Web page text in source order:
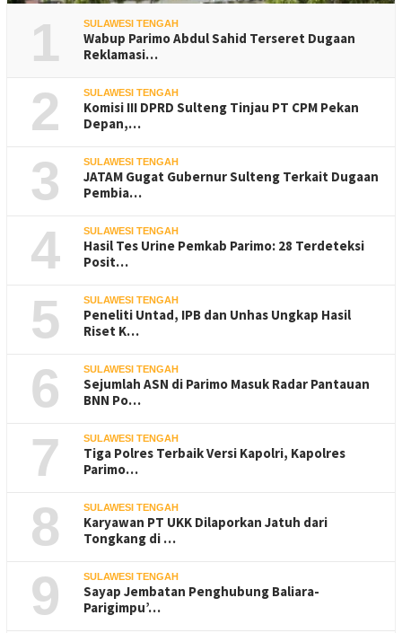
1 SULAWESI TENGAH
Wabup Parimo Abdul Sahid Terseret Dugaan
Reklamasi…
2 SULAWESI TENGAH
Komisi III DPRD Sulteng Tinjau PT CPM Pekan
Depan,…
3 SULAWESI TENGAH
JATAM Gugat Gubernur Sulteng Terkait Dugaan
Pembia…
4 SULAWESI TENGAH
Hasil Tes Urine Pemkab Parimo: 28 Terdeteksi
Posit…
5 SULAWESI TENGAH
Peneliti Untad, IPB dan Unhas Ungkap Hasil
Riset K…
6 SULAWESI TENGAH
Sejumlah ASN di Parimo Masuk Radar Pantauan
BNN Po…
7 SULAWESI TENGAH
Tiga Polres Terbaik Versi Kapolri, Kapolres
Parimo…
8 SULAWESI TENGAH
Karyawan PT UKK Dilaporkan Jatuh dari
Tongkang di …
9 SULAWESI TENGAH
Sayap Jembatan Penghubung Baliara-
Parigimpu’…